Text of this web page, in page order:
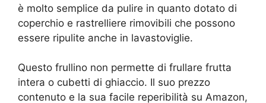
è molto semplice da pulire in quanto dotato di
coperchio e rastrelliere rimovibili che possono
essere ripulite anche in lavastoviglie.
Questo frullino non permette di frullare frutta
intera o cubetti di ghiaccio. Il suo prezzo
contenuto e la sua facile reperibilità su Amazon,